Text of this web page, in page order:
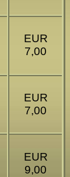
EUR
7,00
EUR
7,00
EUR
9,00